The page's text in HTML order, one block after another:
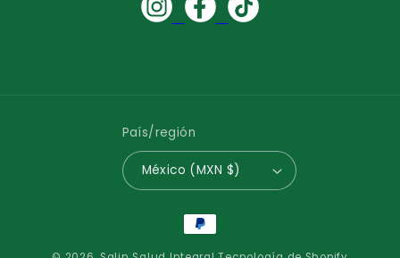
País/región
México (MXN $)
Formas
de